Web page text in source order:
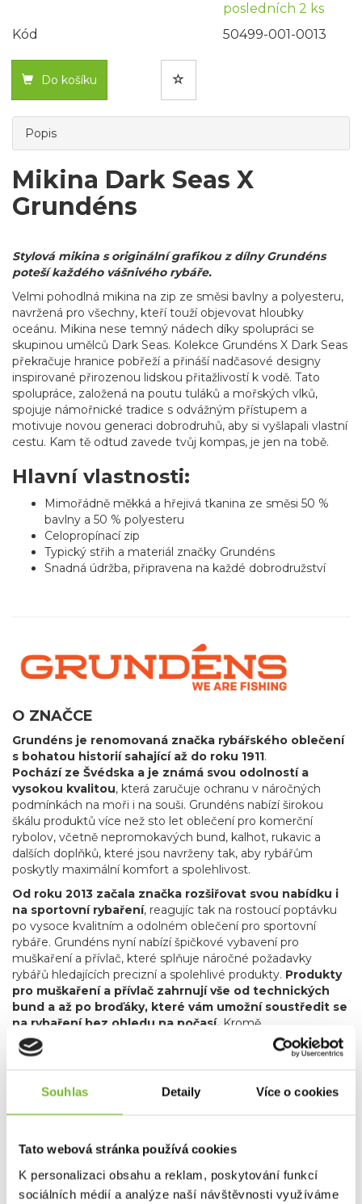
Souhlas Detaily Více o cookies
Tato webová stránka používá cookies
K personalizaci obsahu a reklam, poskytování funkcí
sociálních médií a analýze naší návštěvnosti využíváme
posledních 2 ks
Kód
50499-001-0013
Do košíku
Popis
Mikina Dark Seas X
Grundéns
Stylová mikina s originální grafikou z dílny Grundéns
poteší každého vášnivého rybáře.
Velmi pohodlná mikina na zip ze směsi bavlny a polyesteru,
navržená pro všechny, kteří touží objevovat hloubky
oceánu. Mikina nese temný nádech díky spolupráci se
skupinou umělců Dark Seas. Kolekce Grundéns X Dark Seas
překračuje hranice pobřeží a přináší nadčasové designy
inspirované přirozenou lidskou přitažlivostí k vodě. Tato
spolupráce, založená na poutu tuláků a mořských vlků,
spojuje námořnické tradice s odvážným přístupem a
motivuje novou generaci dobrodruhů, aby si vyšlapali vlastní
cestu. Kam tě odtud zavede tvůj kompas, je jen na tobě.
Hlavní vlastnosti:
Mimořádně měkká a hřejivá tkanina ze směsi 50 %
bavlny a 50 % polyesteru
Celopropínací zip
Typický střih a materiál značky Grundéns
Snadná údržba, připravena na každé dobrodružství
O ZNAČCE
Grundéns je renomovaná značka rybářského oblečení
s bohatou historií sahající až do roku 1911.
Pochází ze Švédska a je známá svou odolností a
vysokou kvalitou, která zaručuje ochranu v náročných
podmínkách na moři i na souši. Grundéns nabízí širokou
škálu produktů více než sto let oblečení pro komerční
rybolov, včetně nepromokavých bund, kalhot, rukavic a
dalších doplňků, které jsou navrženy tak, aby rybářům
poskytly maximální komfort a spolehlivost.
Od roku 2013 začala značka rozšiřovat svou nabídku i
na sportovní rybaření, reagujíc tak na rostoucí poptávku
po vysoce kvalitním a odolném oblečení pro sportovní
rybáře. Grundéns nyní nabízí špičkové vybavení pro
muškaření a přívlač, které splňuje náročné požadavky
rybářů hledajících precizní a spolehlivé produkty. Produkty
pro muškaření a přívlač zahrnují vše od technických
bund a až po broďáky, které vám umožní soustředit se
na rybaření bez ohledu na počasí. Kromě
specializovaného rybářského oblečení zahrnuje nabídka
značky Grundéns také skvělé lifestyle produkty, jako jsou
poskytují komfort a praktičnost, ale také umožňují rybářům
a outdoorovým nadšencům nosit oblečení, které reflektuje
jejich vášeň pro rybaření i v běžném životě.
Grundéns díky svému závazku k inovacím, použitým
materiálům, udržitelnosti a kvalitě je oblíbenou
volbou profesionálních i sportovních rybářů po celém
světě.Bez ohledu na to, zda jste na vodě nebo trávíte čas